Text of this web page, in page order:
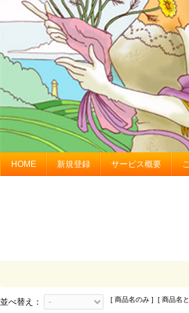
HOME 新規登録 サービス概要
並べ替え： [ 商品名のみ ] [ 商品名